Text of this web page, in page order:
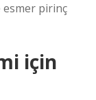
esmer pirinç
için